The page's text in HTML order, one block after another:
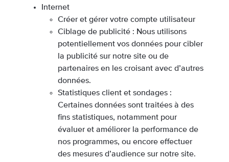
Internet
Créer et gérer votre compte utilisateur
Ciblage de publicité : Nous utilisons
potentiellement vos données pour cibler
la publicité sur notre site ou de
partenaires en les croisant avec d’autres
données.
Statistiques client et sondages :
Certaines données sont traitées à des
fins statistiques, notamment pour
évaluer et améliorer la performance de
nos programmes, ou encore effectuer
des mesures d’audience sur notre site.